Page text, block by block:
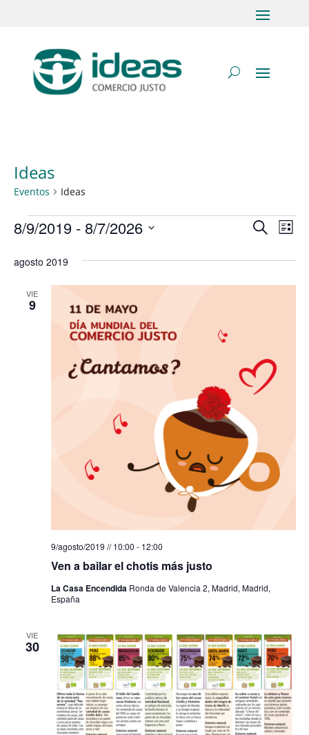
Ideas
Eventos Ideas
Eventos
de
de
Buscar
de
Lista
8/9/2019 - 8/7/2026
la
fecha.
agosto 2019
VIE
9
Ven a bailar el chotis más justo
9/agosto/2019 // 10:00 - 12:00
La Casa Encendida Ronda de Valencia 2, Madrid, Madrid,
España
VIE
30